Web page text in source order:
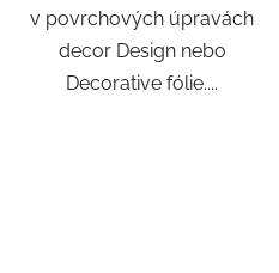
v povrchových úpravách
decor Design nebo
Decorative fólie....